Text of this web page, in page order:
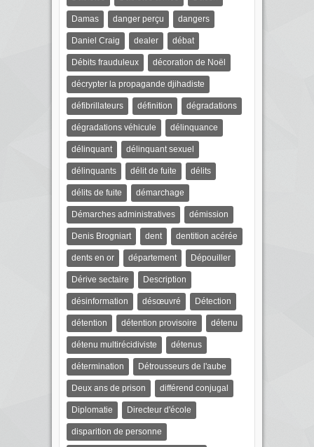
Damas danger perçu dangers
Daniel Craig dealer débat
Débits frauduleux décoration de Noël
décrypter la propagande djihadiste
défibrillateurs définition dégradations
dégradations véhicule délinquance
délinquant délinquant sexuel
délinquants délit de fuite délits
délits de fuite démarchage
Démarches administratives démission
Denis Brogniart dent dentition acérée
dents en or département Dépouiller
Dérive sectaire Description
désinformation désœuvré Détection
détention détention provisoire détenu
détenu multirécidiviste détenus
détermination Détrousseurs de l'aube
Deux ans de prison différend conjugal
Diplomatie Directeur d'école
disparition de personne